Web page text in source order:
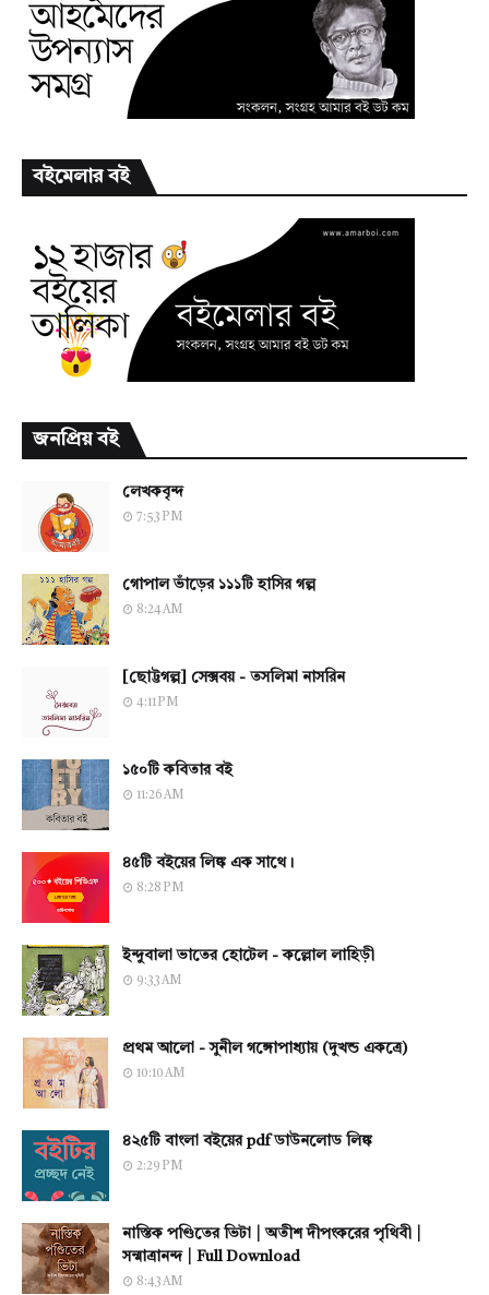
বইমেলার বই
জনপ্রিয় বই
লেখকবৃন্দ
7:53 PM
গোপাল ভাঁড়ের ১১১টি হাসির গল্প
8:24 AM
[ছোট্টগল্প] সেক্সবয় - তসলিমা নাসরিন
4:11 PM
১৫০টি কবিতার বই
11:26 AM
৪৫টি বইয়ের লিঙ্ক এক সাথে।
8:28 PM
ইন্দুবালা ভাতের হোটেল - কল্লোল লাহিড়ী
9:33 AM
প্রথম আলো - সুনীল গঙ্গোপাধ্যায় (দুখন্ড একত্রে)
10:10 AM
৪২৫টি বাংলা বইয়ের pdf ডাউনলোড লিঙ্ক
2:29 PM
নাস্তিক পণ্ডিতের ভিটা | অতীশ দীপংকরের পৃথিবী |
সন্মাত্রানন্দ | Full Download
8:43 AM